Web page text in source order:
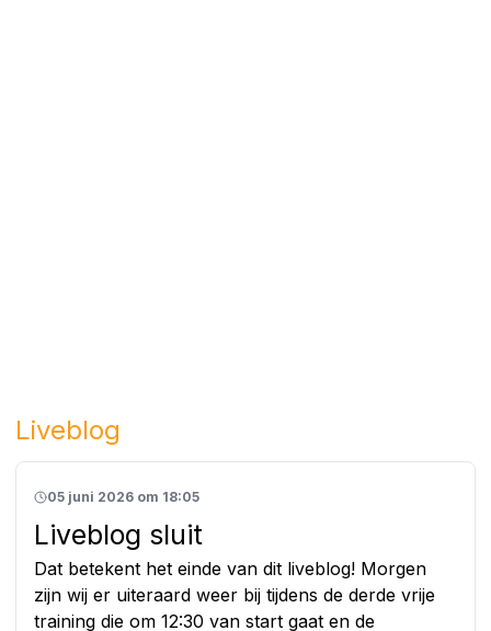
Liveblog
05 juni 2026 om 18:05
Liveblog sluit
Dat betekent het einde van dit liveblog! Morgen
zijn wij er uiteraard weer bij tijdens de derde vrije
training die om 12:30 van start gaat en de